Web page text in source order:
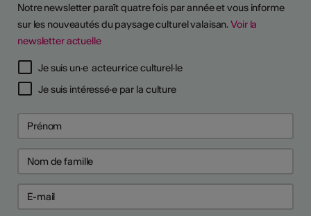
D'ARTISTES
Notre newsletter paraît quatre fois par année et vous informe
sur les nouveautés du paysage culturel valaisan.Voir la
newsletter actuelle
Je suis un·e acteur·rice culturel·le
Je suis intéressé·e par la culture